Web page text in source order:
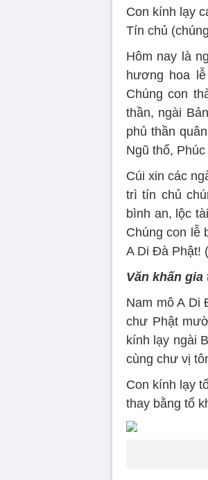
Con kính lạy
Tín chủ
Hôm nay là
hương hoa
Chúng con
thần, ngài
phủ thần
Ngũ thổ,
Cúi xin các
trì tín chủ
bình an, lộc
Chúng con lễ
A Di Đà Phật!
Văn khấn gia
Nam mô A Di
chư Phật
kính lạy ngài
cùng chư vị
Con kính lạy
thay bằng tổ